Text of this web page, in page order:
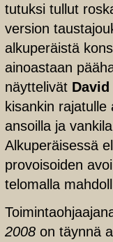
tutuksi tullut
version
alkuperäistä
ainoastaan
näyttelivät
kisankin rajatulle
ansoilla ja
Alkuperäisessä
provoisoiden
telomalla
2008 on täynnä